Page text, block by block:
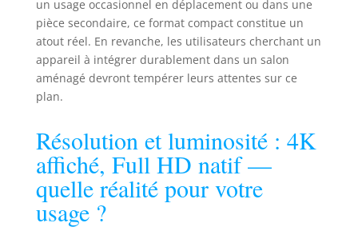
instantané à millions de films HD
sans appareil externe. 【Ultra
Courte Focale Mini Vidéoprojecteur
】Ce projecteur intelligent dispose
d'un système optique avancé avec
chromatique. Son rapport de
projection de 1,0:1 projette une
image de 40 à 150 pouces depuis 1
à 3,25 mètres, idéal pour les petits
espaces. Bénéficiez d'un
redimensionnement flexible de
un usage occasionnel en déplacement ou dans une
pièce secondaire, ce format compact constitue un
atout réel. En revanche, les utilisateurs cherchant un
appareil à intégrer durablement dans un salon
aménagé devront tempérer leurs attentes sur ce
plan.
Résolution et luminosité : 4K
affiché, Full HD natif —
quelle réalité pour votre
usage ?